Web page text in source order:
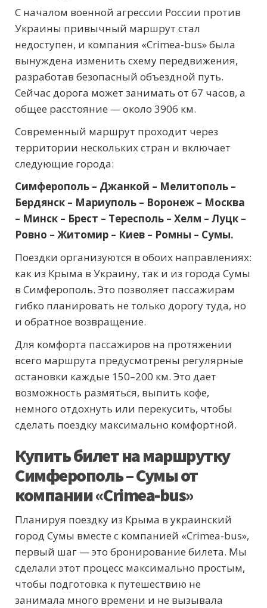
С началом военной агрессии России против
Украины привычный маршрут стал
недоступен, и компания «Crimea-bus» была
вынуждена изменить схему передвижения,
разработав безопасный объездной путь.
Сейчас дорога может занимать от 67 часов, а
общее расстояние — около 3906 км.
Современный маршрут проходит через
территории нескольких стран и включает
следующие города:
Симферополь – Джанкой – Мелитополь –
Бердянск – Мариуполь – Воронеж – Москва
– Минск – Брест – Тересполь – Хелм – Луцк –
Ровно – Житомир – Киев – Ромны – Сумы.
Поездки организуются в обоих направлениях:
как из Крыма в Украину, так и из города Сумы
в Симферополь. Это позволяет пассажирам
гибко планировать не только дорогу туда, но
и обратное возвращение.
Для комфорта пассажиров на протяжении
всего маршрута предусмотрены регулярные
остановки каждые 150–200 км. Это дает
возможность размяться, выпить кофе,
немного отдохнуть или перекусить, чтобы
сделать поездку максимально комфортной.
Купить билет на маршрутку
Симферополь – Сумы от
компании «Crimea-bus»
Планируя поездку из Крыма в украинский
город Сумы вместе с компанией «Crimea-bus»,
первый шаг — это бронирование билета. Мы
сделали этот процесс максимально простым,
чтобы подготовка к путешествию не
занимала много времени и не вызывала